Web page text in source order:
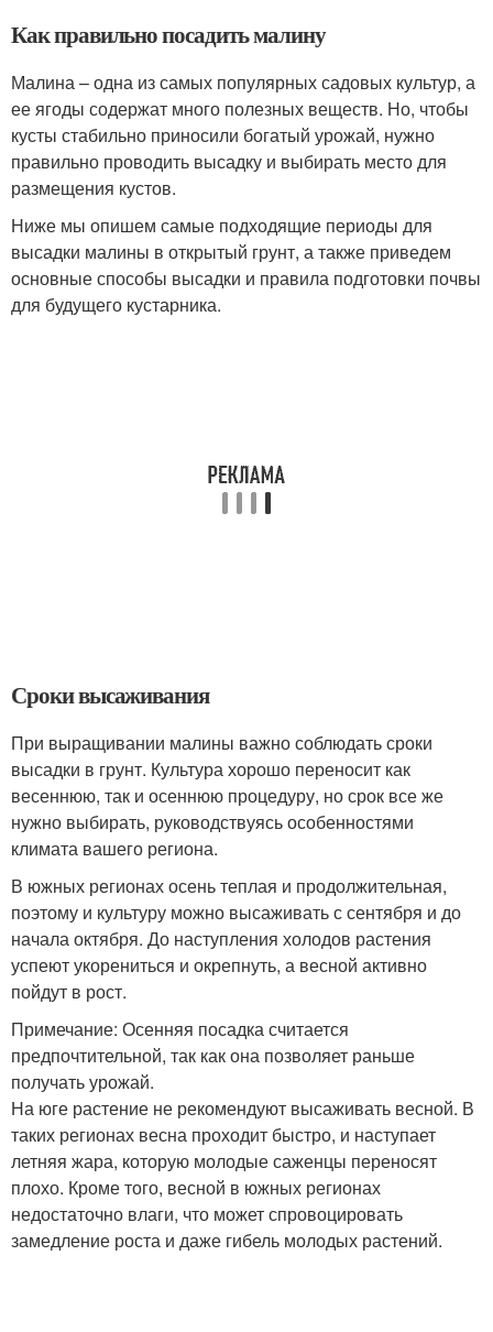
Как правильно посадить малину
Малина – одна из самых популярных садовых культур, а
ее ягоды содержат много полезных веществ. Но, чтобы
кусты стабильно приносили богатый урожай, нужно
правильно проводить высадку и выбирать место для
размещения кустов.
Ниже мы опишем самые подходящие периоды для
высадки малины в открытый грунт, а также приведем
основные способы высадки и правила подготовки почвы
для будущего кустарника.
Сроки высаживания
При выращивании малины важно соблюдать сроки
высадки в грунт. Культура хорошо переносит как
весеннюю, так и осеннюю процедуру, но срок все же
нужно выбирать, руководствуясь особенностями
климата вашего региона.
В южных регионах осень теплая и продолжительная,
поэтому и культуру можно высаживать с сентября и до
начала октября. До наступления холодов растения
успеют укорениться и окрепнуть, а весной активно
пойдут в рост.
Примечание: Осенняя посадка считается
предпочтительной, так как она позволяет раньше
получать урожай.
На юге растение не рекомендуют высаживать весной. В
таких регионах весна проходит быстро, и наступает
летняя жара, которую молодые саженцы переносят
плохо. Кроме того, весной в южных регионах
недостаточно влаги, что может спровоцировать
замедление роста и даже гибель молодых растений.